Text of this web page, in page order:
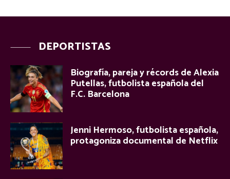
DEPORTISTAS
Biografía, pareja y récords de Alexia
Putellas, futbolista española del
F.C. Barcelona
Jenni Hermoso, futbolista española,
protagoniza documental de Netflix